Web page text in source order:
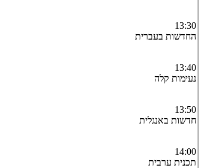
13:30
החדשות בעברית
13:40
נעימות קלה
13:50
חדשות באנגלית
14:00
תכנית ערבית